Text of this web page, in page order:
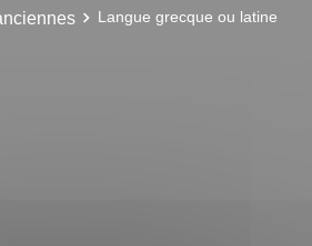
Langue grecque ou latine